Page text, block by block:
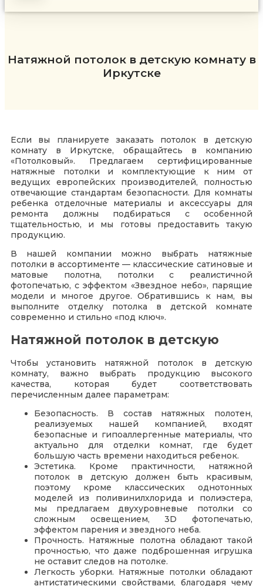
Натяжной потолок в детскую комнату в
Иркутске
Если вы планируете заказать потолок в детскую
комнату
в Иркутске, обращайтесь в компанию
«Потолковый». Предлагаем сертифицированные
натяжные потолки и комплектующие к ним от
ведущих европейских производителей, полностью
отвечающие стандартам безопасности. Для комнаты
ребенка отделочные материалы и аксессуары для
ремонта должны подбираться с особенной
тщательностью, и мы готовы предоставить такую
продукцию.
В нашей компании можно выбрать натяжные
потолки в ассортименте — классические сатиновые и
матовые полотна, потолки с реалистичной
фотопечатью, с эффектом «Звездное небо», парящие
модели и многое другое. Обратившись к нам, вы
выполните отделку потолка в детской комнате
современно и стильно «под ключ».
Натяжной потолок в детскую
Чтобы установить
натяжной потолок в детскую
комнату, важно выбрать продукцию высокого
качества, которая будет соответствовать
перечисленным далее параметрам:
Безопасность. В состав натяжных полотен,
реализуемых нашей компанией, входят
безопасные и гипоаллергенные материалы, что
актуально для отделки комнат, где будет
большую часть времени находиться ребенок.
Эстетика. Кроме практичности, натяжной
потолок в детскую
должен быть красивым,
поэтому кроме классических однотонных
моделей из поливинилхлорида и полиэстера,
мы предлагаем двухуровневые потолки со
сложным освещением, 3D фотопечатью,
эффектом парения и звездного неба.
Прочность. Натяжные полотна обладают такой
прочностью, что даже подброшенная игрушка
не оставит следов на потолке.
Легкость уборки. Натяжные потолки обладают
антистатическими свойствами, благодаря чему